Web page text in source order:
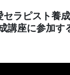
ラピスト養
講座に参加